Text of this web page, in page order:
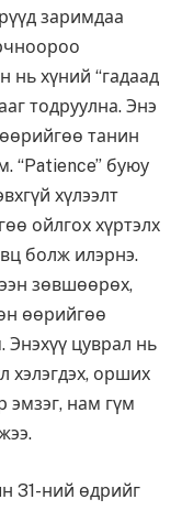
заримдаа
нь хүний “гадаад
тодруулна. Энэ
танин
“Patience” буюу
хүлээлт
ойлгох хүртэлх
болж илэрнэ.
зөвшөөрөх,
өөрийгөө
Энэхүү цуврал нь
хэлэгдэх, орших
эмзэг, нам гүм
31-ний өдрийг